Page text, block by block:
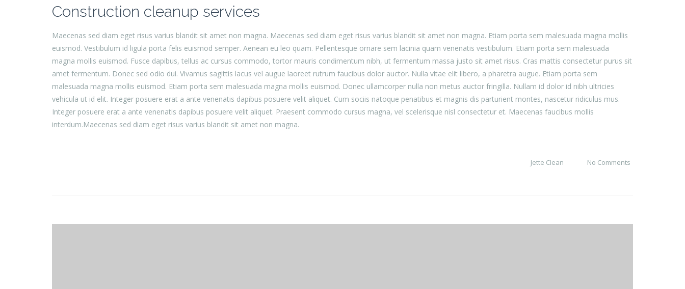
Construction cleanup services
Maecenas sed diam eget risus varius blandit sit amet non magna. Maecenas sed diam eget risus varius blandit sit amet non magna. Etiam porta sem malesuada magna mollis
euismod. Vestibulum id ligula porta felis euismod semper. Aenean eu leo quam. Pellentesque ornare sem lacinia quam venenatis vestibulum. Etiam porta sem malesuada
magna mollis euismod. Fusce dapibus, tellus ac cursus commodo, tortor mauris condimentum nibh, ut fermentum massa justo sit amet risus. Cras mattis consectetur purus sit
amet fermentum. Donec sed odio dui. Vivamus sagittis lacus vel augue laoreet rutrum faucibus dolor auctor. Nulla vitae elit libero, a pharetra augue. Etiam porta sem
malesuada magna mollis euismod. Etiam porta sem malesuada magna mollis euismod. Donec ullamcorper nulla non metus auctor fringilla. Nullam id dolor id nibh ultricies
vehicula ut id elit. Integer posuere erat a ante venenatis dapibus posuere velit aliquet. Cum sociis natoque penatibus et magnis dis parturient montes, nascetur ridiculus mus.
Integer posuere erat a ante venenatis dapibus posuere velit aliquet. Praesent commodo cursus magna, vel scelerisque nisl consectetur et. Maecenas faucibus mollis
interdum.Maecenas sed diam eget risus varius blandit sit amet non magna.
Jette Clean No Comments